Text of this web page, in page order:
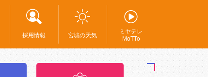
採用情報 宮城の天気
ミヤテレ
MoTTo